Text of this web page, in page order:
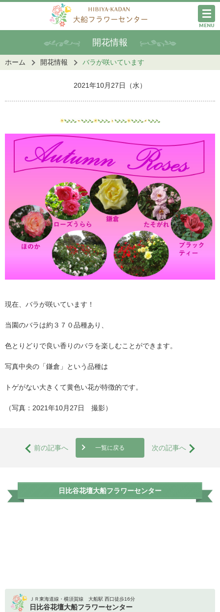
MENU
開花情報
ホーム 開花情報 バラが咲いています
2021年10月27日（水）
現在、バラが咲いています！
当園のバラは約３７０品種あり、
色とりどりで良い香りのバラを楽しむことができます。
写真中央の「鎌倉」という品種は
トゲがない大きくて黄色い花が特徴的です。
（写真：2021年10月27日 撮影）
前の記事へ 一覧に戻る 次の記事へ
日比谷花壇大船フラワーセンター
ＪＲ東海道線・横須賀線 大船駅 西口徒歩16分
日比谷花壇大船フラワーセンター